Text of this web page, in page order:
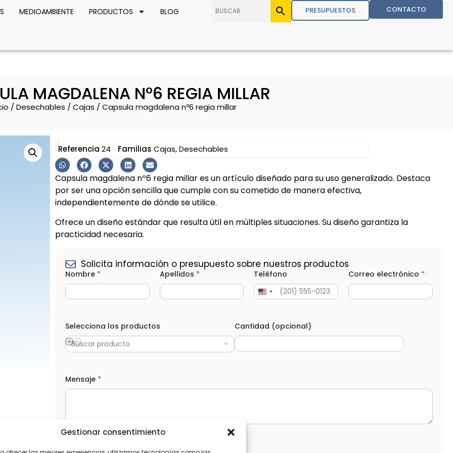
Gestionar consentimiento
MEDIOAMBIENTE PRODUCTOS BLOG PRESUPUESTOS CONTACTO
MAGDALENA Nº6 REGIA MILLAR
/ Desechables / Cajas / Capsula magdalena nº6 regia millar
Referencia 24 Familias Cajas,Desechables
Capsula magdalena nº6 regia millar es un artículo diseñado para su uso generalizado. Destaca
por ser una opción sencilla que cumple con su cometido de manera efectiva,
independientemente de dónde se utilice.
Ofrece un diseño estándar que resulta útil en múltiples situaciones. Su diseño garantiza la
practicidad necesaria.
Solicita información o presupuesto sobre nuestros productos
Nombre * Apellidos * Teléfono Correo electrónico *
Selecciona los productos
Buscar producto
Cantidad (opcional)
A
p
d
s
Mensaje *